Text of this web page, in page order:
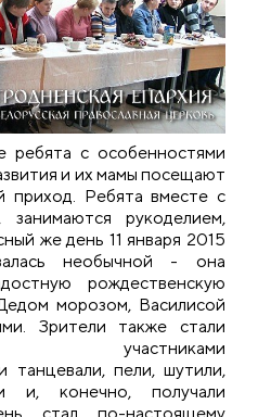
ребята с особенностями
и их мамы посещают
приход. Ребята вместе с
занимаются рукоделием,
же день 11 января 2015
необычной - она
рождественскую
морозом, Василисой
Зрители также стали
участниками
танцевали, пели, шутили,
и, конечно, получали